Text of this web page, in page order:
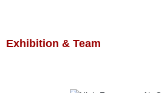
Exhibition & Team